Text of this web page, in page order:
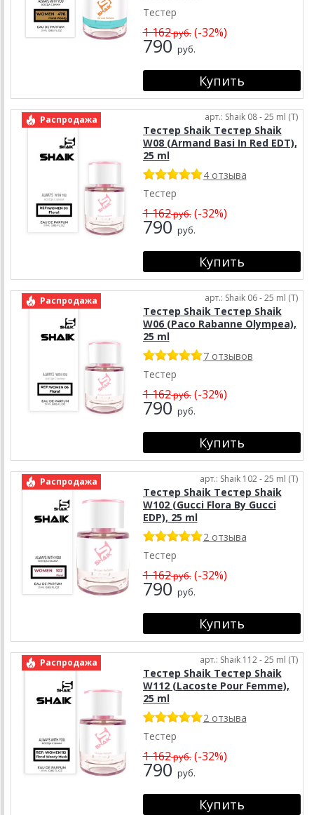
Тестер
1 162руб.(-32%)
790 руб.
Распродажа арт.: Shaik 08 - 25 ml (T)
Тестер Shaik Тестер Shaik
W08 (Armand Basi In Red EDT),
25 ml
4 отзыва
Тестер
1 162руб.(-32%)
790 руб.
Распродажа арт.: Shaik 06 - 25 ml (T)
Тестер Shaik Тестер Shaik
W06 (Paco Rabanne Olympea),
25 ml
7 отзывов
Тестер
1 162руб.(-32%)
790 руб.
Распродажа арт.: Shaik 102 - 25 ml (T)
Тестер Shaik Тестер Shaik
W102 (Gucci Flora By Gucci
EDP), 25 ml
2 отзыва
Тестер
1 162руб.(-32%)
790 руб.
Распродажа арт.: Shaik 112 - 25 ml (T)
Тестер Shaik Тестер Shaik
W112 (Lacoste Pour Femme),
25 ml
2 отзыва
Тестер
1 162руб.(-32%)
790 руб.